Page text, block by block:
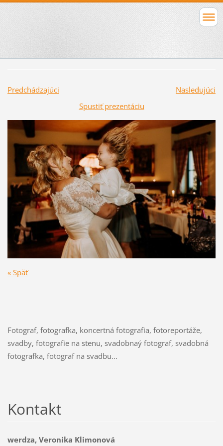
Predchádzajúci
Nasledujúci
Spustiť prezentáciu
« Späť
Fotograf, fotografka, koncertná fotografia, fotoreportáže,
svadby, fotografie na stenu, svadobnaý fotograf, svadobná
fotografka, fotograf na svadbu...
Kontakt
werdza, Veronika Klimonová